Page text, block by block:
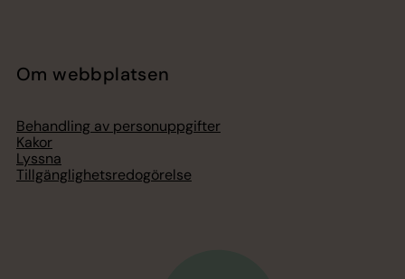
Om webbplatsen
Behandling av personuppgifter
Kakor
Lyssna
Tillgänglighetsredogörelse